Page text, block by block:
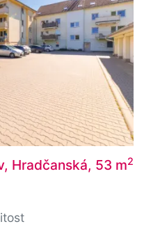
Hradčanská, 53 m2